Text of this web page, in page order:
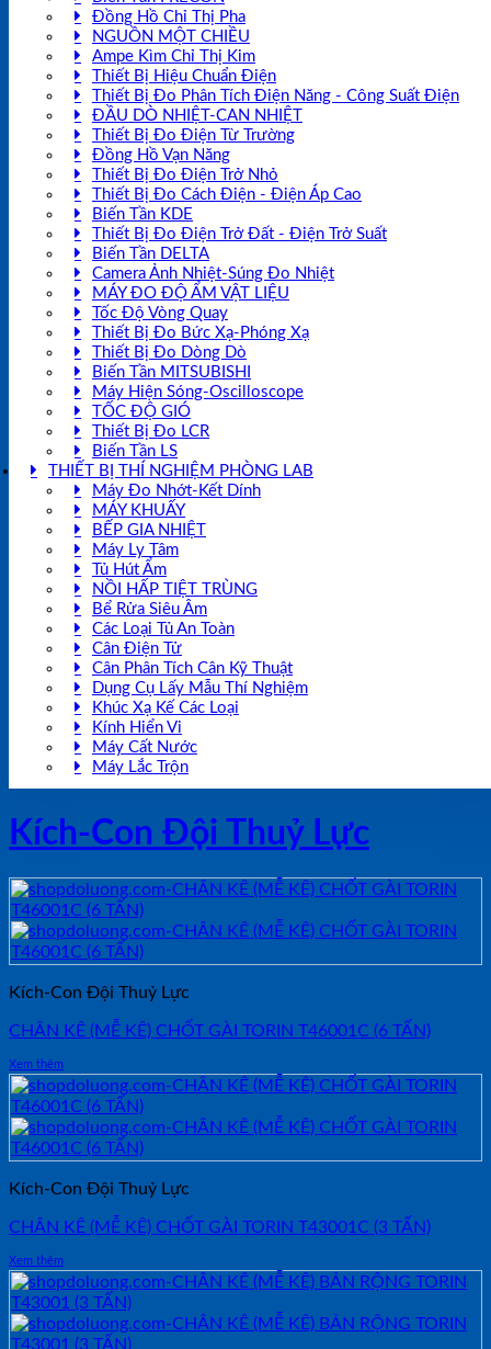
Đồng Hồ Chỉ Thị Pha
NGUỒN MỘT CHIỀU
Ampe Kìm Chỉ Thị Kim
Thiết Bị Hiệu Chuẩn Điện
Thiết Bị Đo Phân Tích Điện Năng - Công Suất Điện
ĐẦU DÒ NHIỆT-CAN NHIỆT
Thiết Bị Đo Điện Từ Trường
Đồng Hồ Vạn Năng
Thiết Bị Đo Điện Trở Nhỏ
Thiết Bị Đo Cách Điện - Điện Áp Cao
Biến Tần KDE
Thiết Bị Đo Điện Trở Đất - Điện Trở Suất
Biến Tần DELTA
Camera Ảnh Nhiệt-Súng Đo Nhiệt
MÁY ĐO ĐỘ ẨM VẬT LIỆU
Tốc Độ Vòng Quay
Thiết Bị Đo Bức Xạ-Phóng Xạ
Thiết Bị Đo Dòng Dò
Biến Tần MITSUBISHI
Máy Hiện Sóng-Oscilloscope
TỐC ĐỘ GIÓ
Thiết Bị Đo LCR
Biến Tần LS
THIẾT BỊ THÍ NGHIỆM PHÒNG LAB
Máy Đo Nhớt-Kết Dính
MÁY KHUẤY
BẾP GIA NHIỆT
Máy Ly Tâm
Tủ Hút Ẩm
NỒI HẤP TIỆT TRÙNG
Bể Rửa Siêu Âm
Các Loại Tủ An Toàn
Cân Điện Tử
Cân Phân Tích Cân Kỹ Thuật
Dụng Cụ Lấy Mẫu Thí Nghiệm
Khúc Xạ Kế Các Loại
Kính Hiển Vi
Máy Cất Nước
Máy Lắc Trộn
Kích-Con Đội Thuỷ Lực
Kích-Con Đội Thuỷ Lực
CHÂN KÊ (MỄ KÊ) CHỐT GÀI TORIN T46001C (6 TẤN)
Xem thêm
Kích-Con Đội Thuỷ Lực
CHÂN KÊ (MỄ KÊ) CHỐT GÀI TORIN T43001C (3 TẤN)
Xem thêm